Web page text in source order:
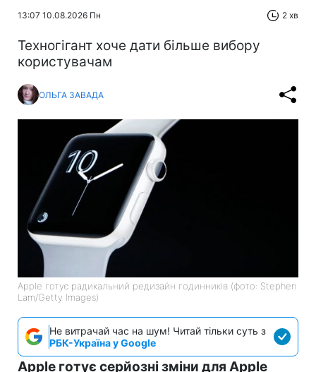
13:07 10.08.2026 Пн 2 хв
Техногігант хоче дати більше вибору
користувачам
ОЛЬГА ЗАВАДА
Apple готує радикальний редизайн годинників (фото: Stephen
Lam/Getty Images)
Не витрачай час на шум! Читай тільки суть з
РБК-Україна у Google
Apple готує серйозні зміни для Apple